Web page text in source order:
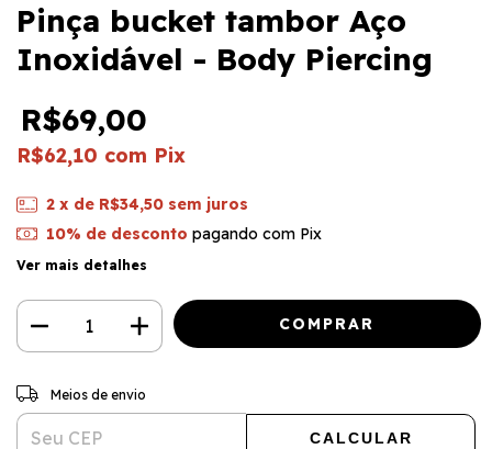
Pinça bucket tambor Aço
Inoxidável - Body Piercing
R$69,00
R$62,10 com Pix
2 x de R$34,50 sem juros
10% de desconto pagando com Pix
Ver mais detalhes
Entregas para o CEP:
Meios de envio
CALCULAR